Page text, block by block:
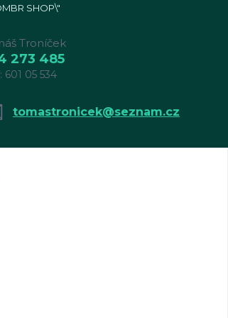
SHOP\"
Troníček
273 485
601 05 534
tomastronicek@seznam.cz